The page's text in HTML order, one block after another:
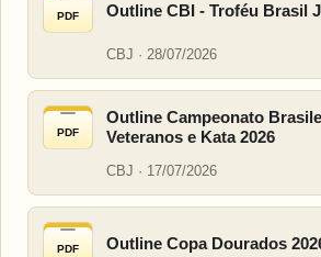
PDF Outline CBI - Troféu Brasil
CBJ · 28/07/2026
PDF
Outline Campeonato
Veteranos e Kata 2026
CBJ · 17/07/2026
PDF Outline Copa Dourados